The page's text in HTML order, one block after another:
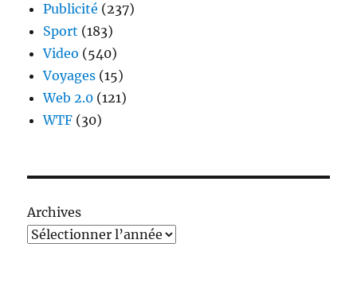
Publicité (237)
Sport (183)
Video (540)
Voyages (15)
Web 2.0 (121)
WTF (30)
Archives